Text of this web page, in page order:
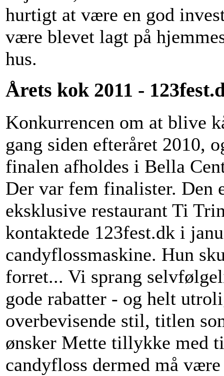
hurtigt at være en god
være blevet lagt på
hus.
Årets kok 2011 -
Konkurrencen om at blive
gang siden efteråret 2010,
finalen afholdes i Bella
Der var fem finalister. Den
eksklusive restaurant Ti
kontaktede 123fest.dk i
candyflossmaskine. Hun
forret... Vi sprang
gode rabatter - og helt
overbevisende stil, titlen
ønsker Mette tillykke med
candyfloss dermed må